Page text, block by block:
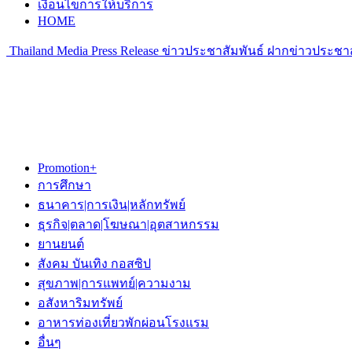
เงื่อนไขการให้บริการ
HOME
Thailand Media Press Release ข่าวประชาสัมพันธ์ ฝากข่าวประ
Promotion+
การศึกษา
ธนาคาร|การเงิน|หลักทรัพย์
ธุรกิจ|ตลาด|โฆษณา|อุตสาหกรรม
ยานยนต์
สังคม บันเทิง กอสซิป
สุขภาพ|การแพทย์|ความงาม
อสังหาริมทรัพย์
อาหารท่องเที่ยวพักผ่อนโรงแรม
อื่นๆ